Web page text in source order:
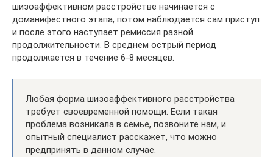
шизоаффективном расстройстве начинается с
доманифестного этапа, потом наблюдается сам приступ
и после этого наступает ремиссия разной
продолжительности. В среднем острый период
продолжается в течение 6-8 месяцев.
Любая форма шизоаффективного расстройства
требует своевременной помощи. Если такая
проблема возникала в семье, позвоните нам, и
опытный специалист расскажет, что можно
предпринять в данном случае.